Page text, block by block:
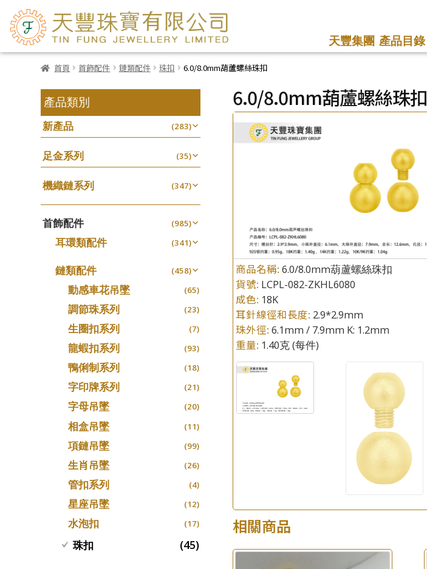
天豐集團 產品目錄
首頁 首飾配件 鏈類配件 珠扣 6.0/8.0mm葫蘆螺絲珠扣
6.0/8.0mm葫蘆螺絲珠扣
產品查詢
查詢以下產品
商品名稱: 6.0/8.0mm葫蘆螺絲珠扣
貨號: LCPL-082-ZKHL6080
成色: 18K
耳針線徑和長度: 2.9*2.9mm
珠外徑: 6.1mm / 7.9mm K: 1.2mm
重量: 1.40克(每件)
相關商品
產品類別
新產品 (283)
足金系列 (35)
機織鏈系列 (347)
珠仔鏈 (25)
镶口链 (61)
管狀網鏈 (11)
十字鏈系列
十字車花鏈系列
十字閃O鏈系列
十字錘打鏈系列
側身車花鏈系列
側身鏈系列
肖邦鏈系列
雙十字鏈系列
水波鏈系列
蛇骨鏈系列
鏈尾系列
盒子鏈系列
嘴唇鏈系列
竹節鏈系列
珍珠鏈系列
首飾配件 (985)
耳環類配件 (341)
卷迫系列
螺絲迫系列
梅花迫系列
平臺迫系列
綫拍系列
美拍系列
耳針系列
耳環扣系列
耳綫/耳鈎系列
耳環爪頭
耳環
鏈類配件 (458)
動感車花吊墜 (65)
調節珠系列 (23)
生圈扣系列 (7)
龍蝦扣系列 (93)
鴨俐制系列 (18)
字印牌系列 (21)
字母吊墜 (20)
相盒吊墜 (11)
項鏈吊墜 (99)
生肖吊墜 (26)
管扣系列 (4)
星座吊墜 (12)
水泡扣 (17)
珠扣 (45)